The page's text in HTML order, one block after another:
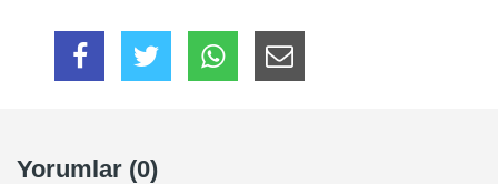
Yorumlar (0)